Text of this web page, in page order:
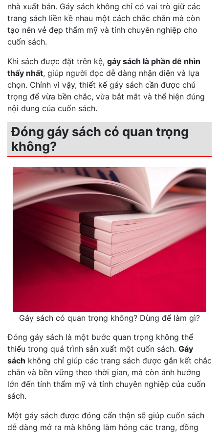
nhà xuất bản. Gáy sách không chỉ có vai trò giữ các
trang sách liền kề nhau một cách chắc chắn mà còn
tạo nên vẻ đẹp thẩm mỹ và tính chuyên nghiệp cho
cuốn sách.
Khi sách được đặt trên kệ, gáy sách là phần dễ nhìn
thấy nhất, giúp người đọc dễ dàng nhận diện và lựa
chọn. Chính vì vậy, thiết kế gáy sách cần được chú
trọng để vừa bền chắc, vừa bắt mắt và thể hiện đúng
nội dung của cuốn sách.
Đóng gáy sách có quan trọng
không?
Gáy sách có quan trọng không? Dùng để làm gì?
Đóng gáy sách là một bước quan trọng không thể
thiếu trong quá trình sản xuất một cuốn sách. Gáy
sách không chỉ giúp các trang sách được gắn kết chắc
chắn và bền vững theo thời gian, mà còn ảnh hưởng
lớn đến tính thẩm mỹ và tính chuyên nghiệp của cuốn
sách.
Một gáy sách được đóng cẩn thận sẽ giúp cuốn sách
dễ dàng mở ra mà không làm hỏng các trang, đồng